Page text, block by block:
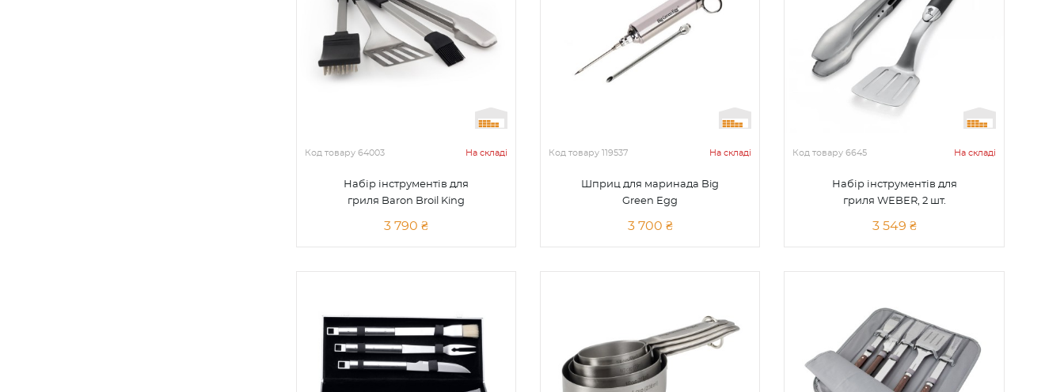
Код товару 64003 На складі
Набір інструментів для
гриля Baron Broil King
3 790 ₴
Код товару 119537 На складі
Шприц для маринада Big
Green Egg
3 700 ₴
Код товару6645 На складі
Набір інструментів для
гриля WEBER, 2 шт.
3 549 ₴